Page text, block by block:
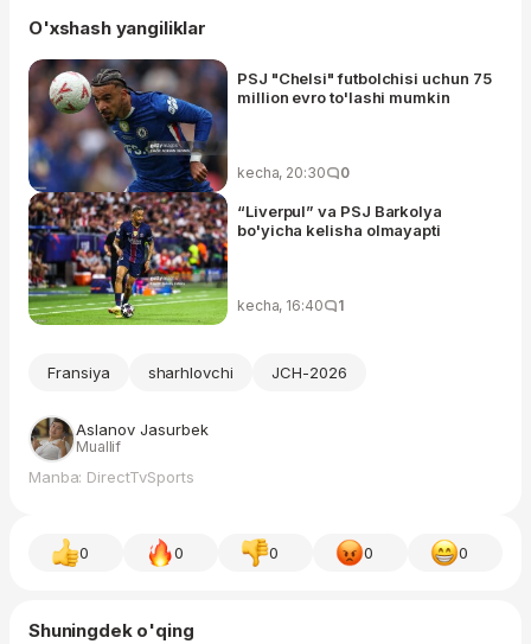
O'xshash yangiliklar
PSJ "Chelsi" futbolchisi uchun 75
million evro to'lashi mumkin
kecha, 20:30 0
“Liverpul” va PSJ Barkolya
bo'yicha kelisha olmayapti
kecha, 16:40 1
Fransiya sharhlovchi JCH-2026
Aslanov Jasurbek
Muallif
Manba: DirectTvSports
0 0 0 0 0
Shuningdek o'qing